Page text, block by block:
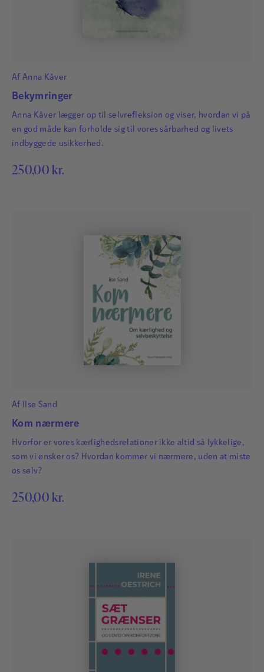
Af Anna Kåver
Bekymringer
Anna Kåver lægger op til selvrefleksion og viser, hvordan vi på
en god måde kan forholde sig til vores sårbarhed og livets
indbyggede usikkerhed.
250,00 kr.
Af Ilse Sand
Kom nærmere
Hvorfor er vores kærlighedsrelationer ikke altid så lykkelige,
som vi ønsker os? Hvordan kommer vi nærmere, uden at miste
os selv?
250,00 kr.